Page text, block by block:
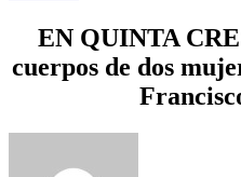
EN QUINTA
cuerpos de dos